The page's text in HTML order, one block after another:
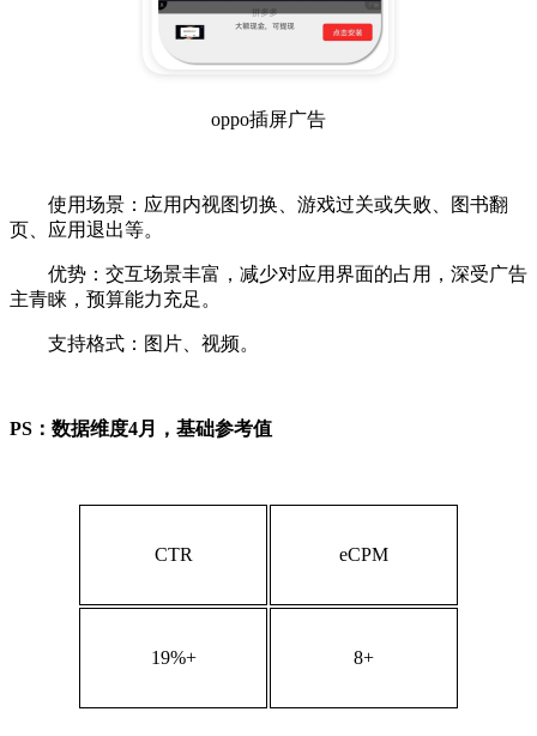
oppo插屏广告
使用场景：应用内视图切换、游戏过关或失败、图书翻
页、应用退出等。
优势：交互场景丰富，减少对应用界面的占用，深受广告
主青睐，预算能力充足。
支持格式：图片、视频。
PS：数据维度4月，基础参考值
CTR eCPM
19%+ 8+